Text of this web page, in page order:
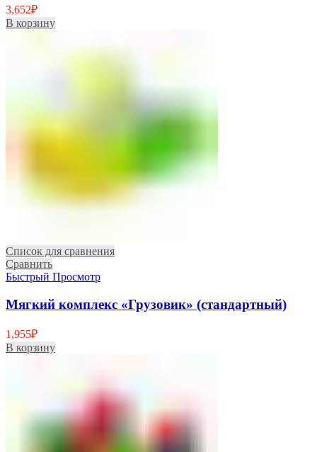
3,652₽
В корзину
Список для сравнения
Сравнить
Быстрый Просмотр
Мягкий комплекс «Грузовик» (стандартный)
1,955₽
В корзину